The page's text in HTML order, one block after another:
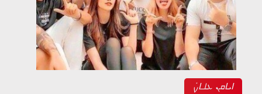
ߊ‌‌ܝ‌ߊ‌‌ܩܢ‌‌ ܥ‌‌ࡋߺߊ‌‌ࡍ߭